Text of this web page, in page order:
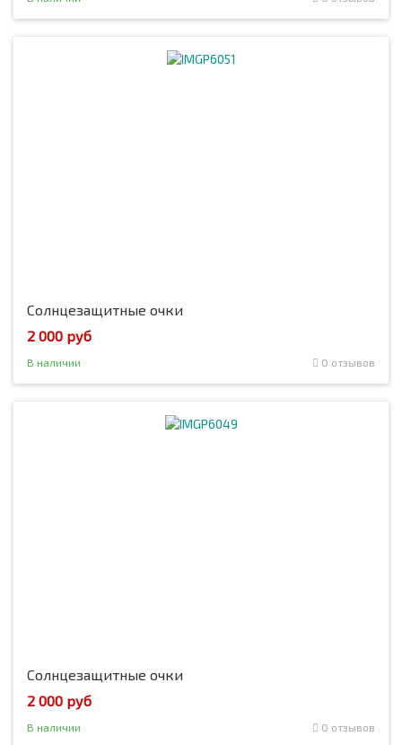
Солнцезащитные очки
2 000 руб
В наличии 0 отзывов
Солнцезащитные очки
2 000 руб
В наличии 0 отзывов